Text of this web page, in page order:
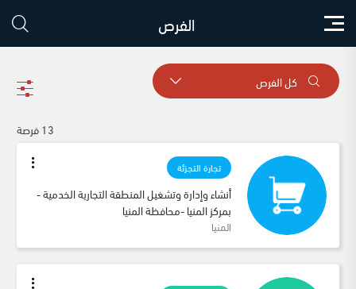
الفرص
كل الفرص
13 فرصة
تجارة التجزئة
أنشاء وإدارة وتشغيل المنطقة التجارية الخدمية -
بمركز المنيا -محافظة المنيا
المنيا